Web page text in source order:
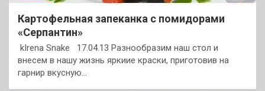
Картофельная запеканка с помидорами
«Серпантин»
kIrena Snake 17.04.13 Разнообразим наш стол и
внесем в нашу жизнь яркиие краски, приготовив на
гарнир вкусную…